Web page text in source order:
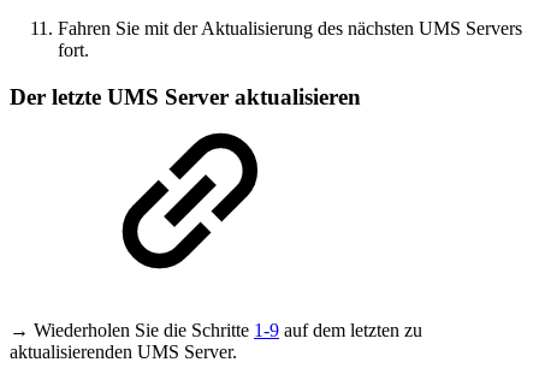
Fahren Sie mit der Aktualisierung des nächsten UMS Servers
fort.
Der letzte UMS Server aktualisieren
→ Wiederholen Sie die Schritte 1-9 auf dem letzten zu
aktualisierenden UMS Server.